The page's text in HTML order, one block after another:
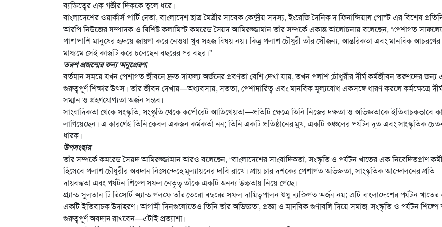
ব্যক্তিত্বের এক গভীর দিককে তুলে ধরে।
বাংলাদেশের ওয়ার্কার্স পার্টি নেতা, বাংলাদেশ ছাত্র মৈত্রীর সাবেক কেন্দ্রীয় সদস্য, ইংরেজি দৈনিক দ ফিনান্সিয়াল পোস্ট এর বিশেষ
আরপি নিউজের সম্পাদক ও বিশিষ্ট কলামিস্ট কমরেড সৈয়দ আমিরুজ্জামান তাঁর সম্পর্কে একান্ত আলোচনায় বলেছেন, “পেশাগত
পাশাপাশি মানুষের হৃদয়ে জায়গা করে নেওয়া খুব সহজ বিষয় নয়। কিন্তু পলাশ চৌধুরী তাঁর সৌজন্য, আন্তরিকতা এবং মানবিক আচরণের
মাধ্যমে সেই কাজটি করে চলেছেন বছরের পর বছর।”
তরুণ প্রজন্মের জন্য অনুপ্রেরণা
বর্তমান সময়ে যখন পেশাগত জীবনে দ্রুত সাফল্য অর্জনের প্রবণতা বেশি দেখা যায়, তখন পলাশ চৌধুরীর দীর্ঘ কর্মজীবন তরুণদের জন্য
গুরুত্বপূর্ণ শিক্ষার উৎস। তাঁর জীবন দেখায়—অধ্যবসায়, সততা, পেশাদারিত্ব এবং মানবিক মূল্যবোধ একসঙ্গে ধারণ করলে কর্মক্ষেত্রে
সম্মান ও গ্রহণযোগ্যতা অর্জন সম্ভব।
সাংবাদিকতা থেকে সংস্কৃতি, সংস্কৃতি থেকে কর্পোরেট আতিথেয়তা—প্রতিটি ক্ষেত্রে তিনি নিজের দক্ষতা ও অভিজ্ঞতাকে ইতিবাচকভাবে
লাগিয়েছেন। এ কারণেই তিনি কেবল একজন কর্মকর্তা নন; তিনি একটি প্রতিষ্ঠানের মুখ, একটি অঞ্চলের পর্যটন দূত এবং সাংস্কৃতিক
ধারক।
উপসংহার
তাঁর সম্পর্কে কমরেড সৈয়দ আমিরুজ্জামান আরও বলেছেন, “বাংলাদেশের সাংবাদিকতা, সংস্কৃতি ও পর্যটন খাতের এক নিবেদিতপ্রাণ কর্মী
হিসেবে পলাশ চৌধুরীর অবদান নিঃসন্দেহে মূল্যায়নের দাবি রাখে। প্রায় চার দশকের পেশাগত অভিজ্ঞতা, সাংস্কৃতিক আন্দোলনের প্রতি
দায়বদ্ধতা এবং পর্যটন শিল্পে সফল নেতৃত্ব তাঁকে একটি অনন্য উচ্চতায় নিয়ে গেছে।
গ্র্যান্ড সুলতান টি রিসোর্ট অ্যান্ড গলফে তাঁর তেরো বছরের সফল দায়িত্বপালন শুধু ব্যক্তিগত অর্জন নয়; এটি বাংলাদেশের পর্যটন
একটি ইতিবাচক উদাহরণ। আগামী দিনগুলোতেও তিনি তাঁর অভিজ্ঞতা, প্রজ্ঞা ও মানবিক গুণাবলি দিয়ে সমাজ, সংস্কৃতি ও পর্যটন
গুরুত্বপূর্ণ অবদান রাখবেন—এটাই প্রত্যাশা।